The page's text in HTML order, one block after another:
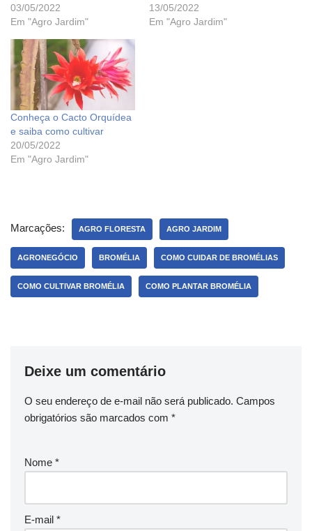
03/05/2022
Em "Agro Jardim"
13/05/2022
Em "Agro Jardim"
Conheça o Cacto Orquídea
e saiba como cultivar
20/05/2022
Em "Agro Jardim"
Marcações: AGRO FLORESTA AGRO JARDIM
AGRONEGÓCIO BROMÉLIA COMO CUIDAR DE BROMÉLIAS
COMO CULTIVAR BROMÉLIA COMO PLANTAR BROMÉLIA
Deixe um comentário
O seu endereço de e-mail não será publicado. Campos
obrigatórios são marcados com *
Nome *
E-mail *